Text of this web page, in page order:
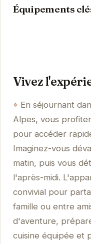
Équipements
Vivez
En séjournant
Alpes, vous
pour accéder
Imaginez-vous
matin, puis vous
l'après-midi.
convivial pour
famille ou entre
d'aventure,
cuisine équipée et